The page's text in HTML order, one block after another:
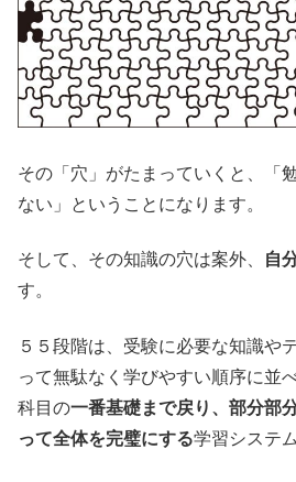
その「穴」がたまっていくと、「
ない」ということになります。
そして、その知識の穴は案外、 自
す。
５５段階は、受験に必要な知識や
って無駄なく学びやすい順序に並
科目の一番基礎まで戻り、部分部
って全体を完璧にする学習システ